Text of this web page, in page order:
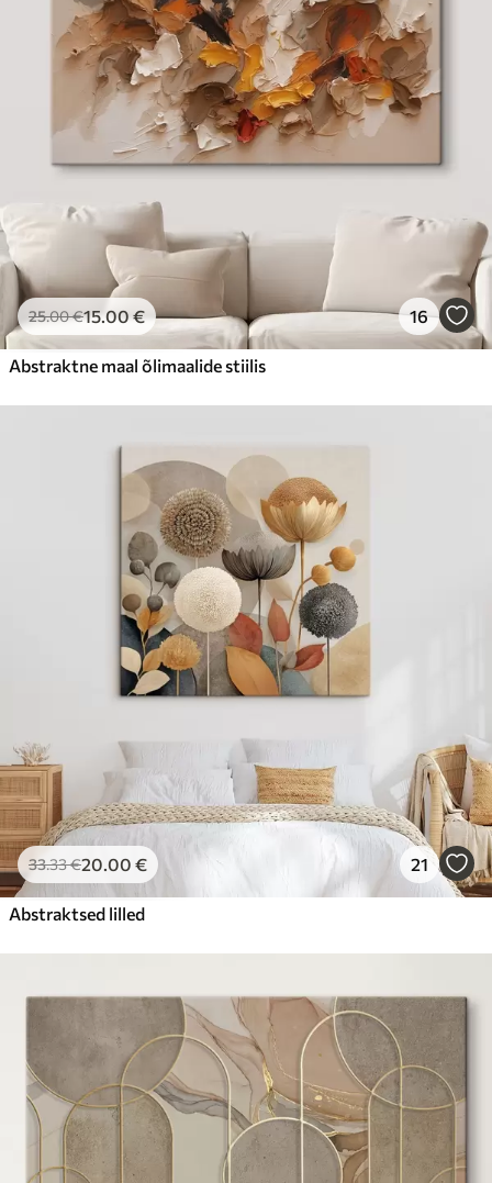
Hind Alates23.00€
25.00€15.00€ 16
Abstraktne maal õlimaalide stiilis
33.33€20.00 € 21
Abstraktsed lilled